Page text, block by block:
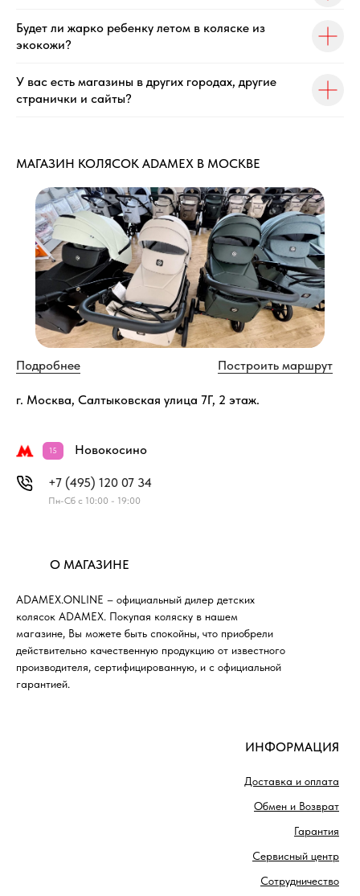
Будет ли жарко ребенку летом в коляске из
экокожи?
У вас есть магазины в других городах, другие
странички и сайты?
О МАГАЗИНЕ
ADAMEX.ONLINE – официальный дилер детских
колясок ADAMEX. Покупая коляску в нашем
магазине, Вы можете быть спокойны, что приобрели
действительно качественную продукцию от известного
производителя, сертифицированную, и с официальной
гарантией.
Доставка и оплата
Обмен и Возврат
Гарантия
Сервисный центр
Сотрудничество
Пн-Сб с 10:00 - 19:00
ИНФОРМАЦИЯ
МАГАЗИН КОЛЯСОК ADAMEX В МОСКВЕ
г. Москва, Салтыковская улица 7Г, 2 этаж.
15 Новокосино
+7 (495) 120 07 34
Подробнее Построить маршрут